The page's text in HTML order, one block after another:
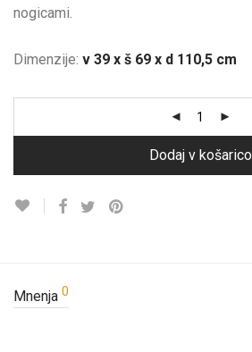
nogicami.
Dimenzije: v 39 x š 69 x d 110,5 cm
Dodaj v košarico
Mnenja 0